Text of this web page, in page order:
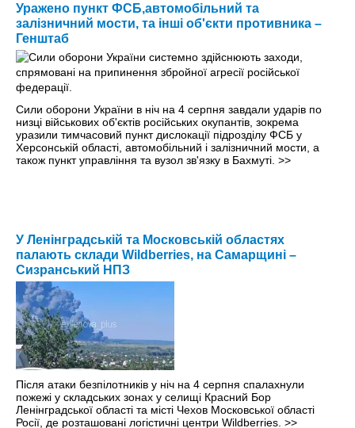
Уражено пункт ФСБ,автомобільний та
залізничний мости, та інші об'єкти противника –
Генштаб
Сили оборони України в ніч на 4 серпня завдали ударів по
низці військових об'єктів російських окупантів, зокрема
уразили тимчасовий пункт дислокації підрозділу ФСБ у
Херсонській області, автомобільний і залізничний мости, а
також пункт управління та вузол зв'язку в Бахмуті. >>
У Ленінградській та Московській областях
палають склади Wildberries, на Самарщині –
Сизранський НПЗ
Після атаки безпілотників у ніч на 4 серпня спалахнули
пожежі у складських зонах у селищі Красний Бор
Ленінградської області та місті Чехов Московської області
Росії, де розташовані логістичні центри Wildberries. >>